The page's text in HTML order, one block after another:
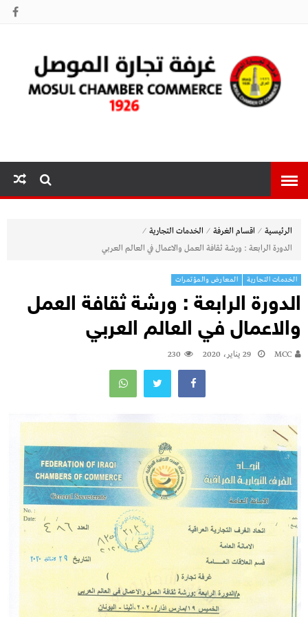
الموصل
الرئيسية ⁄ اقسام الغرفة ⁄ الخدمات التجارية ⁄
الدورة الرابعة : ورشة ثقافة العمل والاعمال في العالم العربي
الخدمات التجارية المعارض والمؤتمرات
الدورة الرابعة : ورشة ثقافة العمل
والاعمال في العالم العربي
MCC 29 يناير، 2020 230